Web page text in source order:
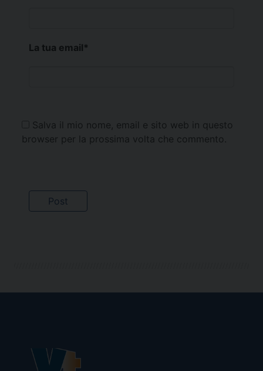
La tua email*
Salva il mio nome, email e sito web in questo
browser per la prossima volta che commento.